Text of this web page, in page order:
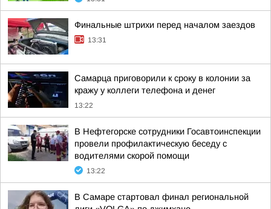
Финальные штрихи перед началом заездов
13:31
Самарца приговорили к сроку в колонии за
кражу у коллеги телефона и денег
13:22
В Нефтегорске сотрудники Госавтоинспекции
провели профилактическую беседу с
водителями скорой помощи
13:22
В Самаре стартовал финал региональной